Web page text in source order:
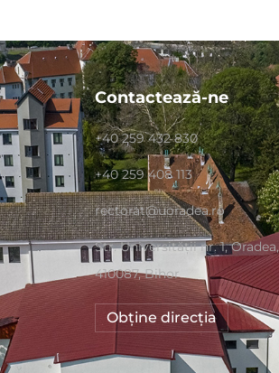
Contactează-ne
+40 259 432 830
+40 259 408 113
rectorat@uoradea.ro
Str. Universităţii nr. 1, Oradea,
410087, Bihor
Obține direcția